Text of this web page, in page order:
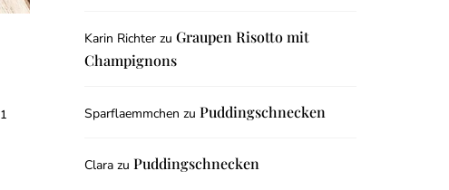
1
Karin Richter zu Graupen Risotto mit
Champignons
Sparflaemmchen zu Puddingschnecken
Clara zu Puddingschnecken